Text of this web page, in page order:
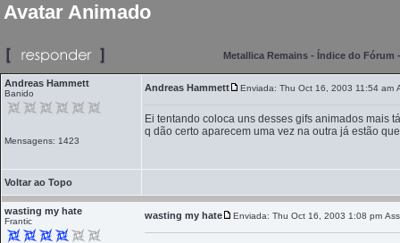
Avatar Animado
Metallica Remains - Índice do Fórum
Andreas Hammett
Banido
Mensagens: 1423
Andreas Hammett Enviada: Thu Oct 16, 2003 11:54 am
Ei tentando coloca uns desses gifs animados mais
q dão certo aparecem uma vez na outra já estão
Voltar ao Topo
wasting my hate
Frantic
wasting my hate Enviada: Thu Oct 16, 2003 1:08 pm